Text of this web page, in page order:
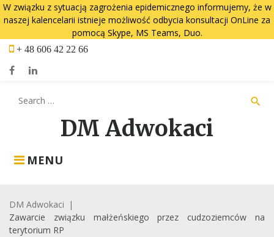
W związku z sytuacją zagrożenia epidemicznego informujemy, że w
naszej kalencelarii istnieje możliwość odbycia konsultacji OnLine za
pomocą Skype, MS Teams, Duo.
Skip
content
+ 48 606 42 22 66
DM Adwokaci
MENU
Search
search
DM Adwokaci
|
Zawarcie związku małżeńskiego przez cudzoziemców na
terytorium RP